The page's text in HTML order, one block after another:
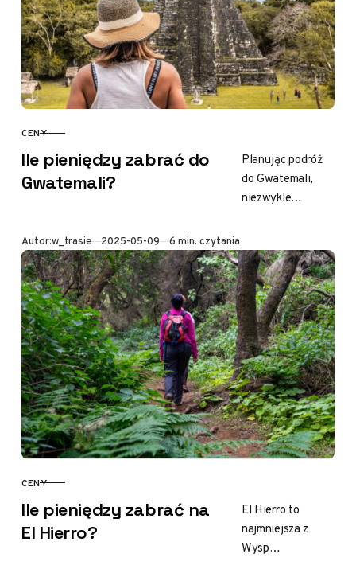
KATEGORIA
CENY
Ile pieniędzy zabrać do
Gwatemali?
Planując podróż
do Gwatemali,
niezwykle
Środkowej, z
pewnością masz
wiele pytań.
Jednym z nich
jest, ile…
Autor:w_trasie Opublikowano
2025-05-09 6 min. czytania
KATEGORIA
CENY
Ile pieniędzy zabrać na
El Hierro?
El Hierro to
najmniejsza z
Wysp